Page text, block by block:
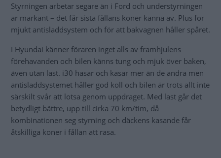
Styrningen arbetar segare än i Ford och understyrningen
är markant – det får sista fållans koner känna av. Plus för
mjukt antisladdsystem och för att bakvagnen håller spåret.
I Hyundai känner föraren inget alls av framhjulens
förehavanden och bilen känns tung och mjuk över baken,
även utan last. i30 hasar och kasar mer än de andra men
antisladdsystemet håller god koll och bilen är trots allt inte
särskilt svår att lotsa genom uppdraget. Med last går det
betydligt bättre, upp till cirka 70 km/tim, då
kombinationen seg styrning och däckens kasande får
åtskilliga koner i fållan att rasa.